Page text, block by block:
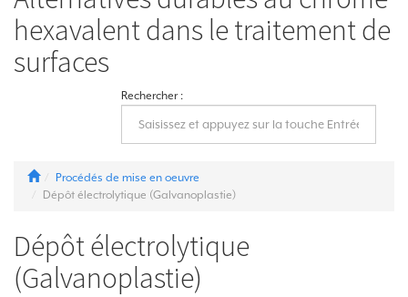
hexavalent dans le traitement de
surfaces
Rechercher :
Procédés de mise en oeuvre
Dépôt électrolytique (Galvanoplastie)
Dépôt électrolytique
(Galvanoplastie)